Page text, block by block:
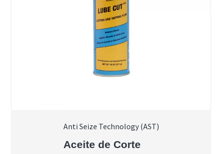
Anti Seize Technology (AST)
Aceite de Corte